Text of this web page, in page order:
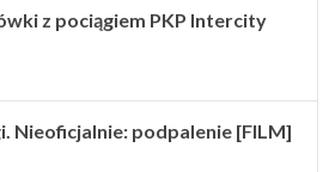
z pociągiem PKP Intercity
Nieoficjalnie: podpalenie [FILM]